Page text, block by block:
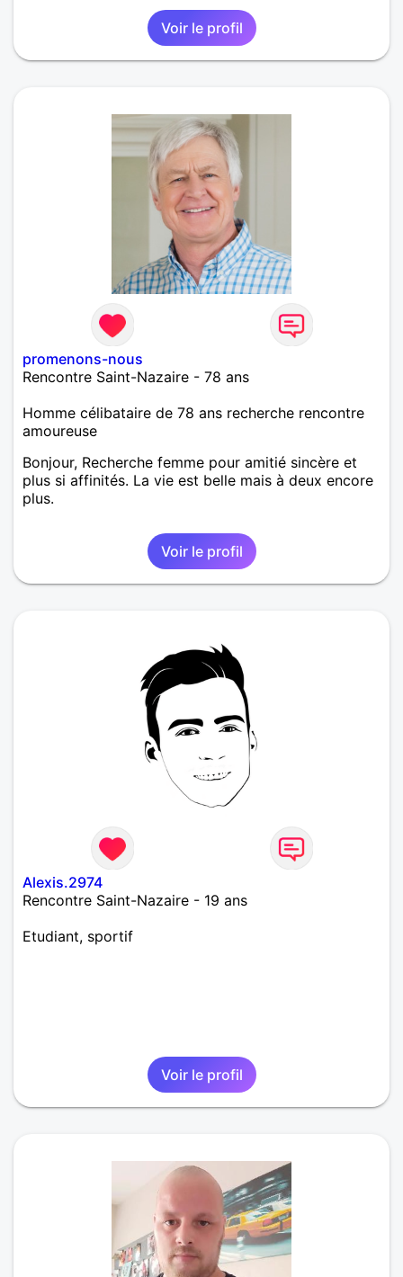
Voir le profil
promenons-nous
Rencontre Saint-Nazaire - 78 ans
Homme célibataire de 78 ans recherche rencontre
amoureuse
Bonjour, Recherche femme pour amitié sincère et
plus si affinités. La vie est belle mais à deux encore
plus.
Voir le profil
Alexis.2974
Rencontre Saint-Nazaire - 19 ans
Etudiant, sportif
Voir le profil